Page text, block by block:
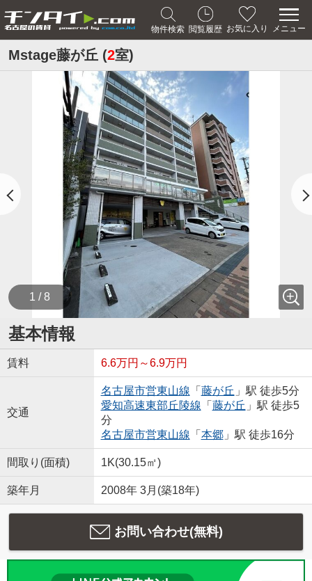
物件検索 閲覧履歴 お気に入り メニュー
Mstage藤が丘 (2室)
1 / 8
基本情報
賃料 6.6万円～6.9万円
交通
名古屋市営東山線 「 藤が丘 」駅 徒歩5分
愛知高速東部丘陵線 「 藤が丘 」駅 徒歩5
分
名古屋市営東山線 「 本郷」駅 徒歩16分
間取り(面積) 1K(30.15㎡)
築年月 2008年 3月(築18年)
お問い合わせ(無料)